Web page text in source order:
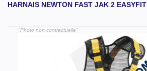
HARNAIS NEWTON FAST JAK 2 EASYFIT
"Photo non contractuelle"